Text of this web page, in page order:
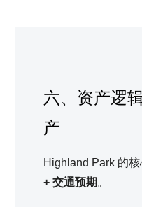
六、资产逻
产
Highland Park 的
+ 交通预期 。